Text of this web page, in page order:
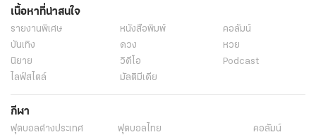
เนื้อหาที่น่าสนใจ
รายงานพิเศษ หนังสือพิมพ์
คอลัมน์
บันเทิง
ดวง
หวย
นิยาย
วิดีโอ
Podcast
ไลฟ์สไตล์
มัลติมีเดีย
กีฬา
ฟุตบอลต่่างประเทศ ฟุตบอลไทย
คอลัมน์